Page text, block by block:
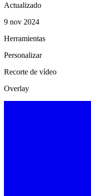
Actualizado
9 nov 2024
Herramientas
Personalizar
Recorte de vídeo
Overlay